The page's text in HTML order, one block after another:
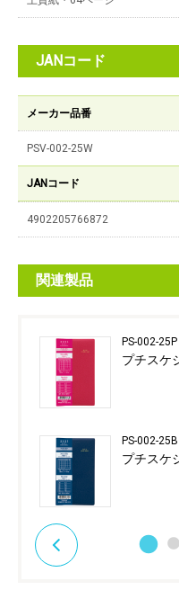
JANコード
メーカー品番
PSV-002-25W
JANコード
4902205766872
関連製品
PS-002-25P
プチスケ
PS-002-25B
プチスケ